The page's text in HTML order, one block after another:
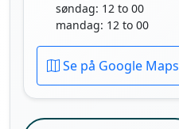
søndag: 12 to 00
mandag: 12 to 00
Se på Google Maps